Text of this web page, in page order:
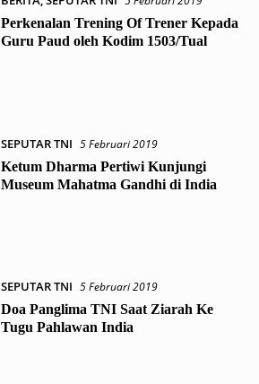
Perkenalan Trening Of Trener Kepada
Guru Paud oleh Kodim 1503/Tual
SEPUTAR TNI 5 Februari 2019
Ketum Dharma Pertiwi Kunjungi
Museum Mahatma Gandhi di India
SEPUTAR TNI 5 Februari 2019
Doa Panglima TNI Saat Ziarah Ke
Tugu Pahlawan India